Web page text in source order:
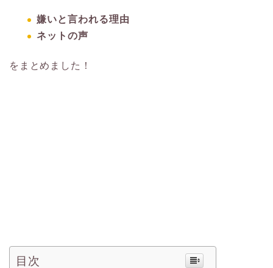
嫌いと言われる理由
ネットの声
をまとめました！
目次